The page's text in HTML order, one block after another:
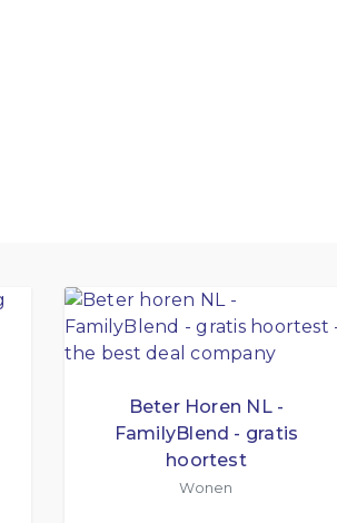
Beter Horen NL -
FamilyBlend - gratis
hoortest
Wonen